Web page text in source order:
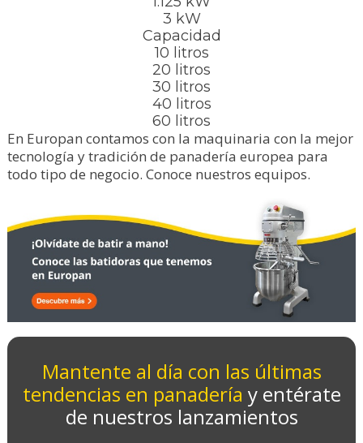
3 kW
Capacidad
10 litros
20 litros
30 litros
40 litros
60 litros
En Europan contamos con la maquinaria con la mejor
tecnología y tradición de panadería europea para
todo tipo de negocio. Conoce nuestros equipos.
Mantente al día con las últimas
tendencias en panadería y entérate
de nuestros lanzamientos